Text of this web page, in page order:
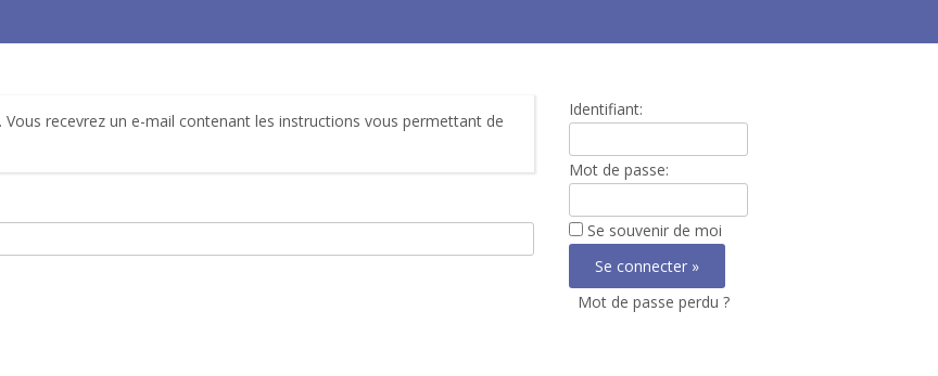
recevrez un e-mail contenant les instructions vous permettant de
Identifiant:
Mot de passe:
Se souvenir de moi
Mot de passe perdu ?